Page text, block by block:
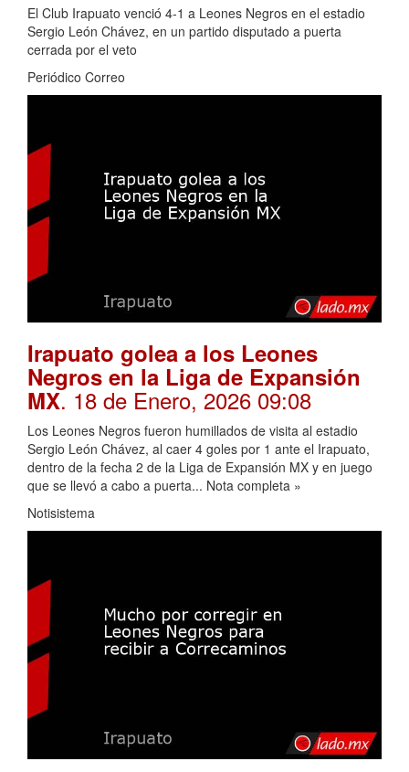
El Club Irapuato venció 4-1 a Leones Negros en el estadio
Sergio León Chávez, en un partido disputado a puerta
cerrada por el veto
Periódico Correo
Irapuato golea a los Leones
Negros en la Liga de Expansión
MX. 18 de Enero, 2026 09:08
Los Leones Negros fueron humillados de visita al estadio
Sergio León Chávez, al caer 4 goles por 1 ante el Irapuato,
dentro de la fecha 2 de la Liga de Expansión MX y en juego
que se llevó a cabo a puerta... Nota completa »
Notisistema